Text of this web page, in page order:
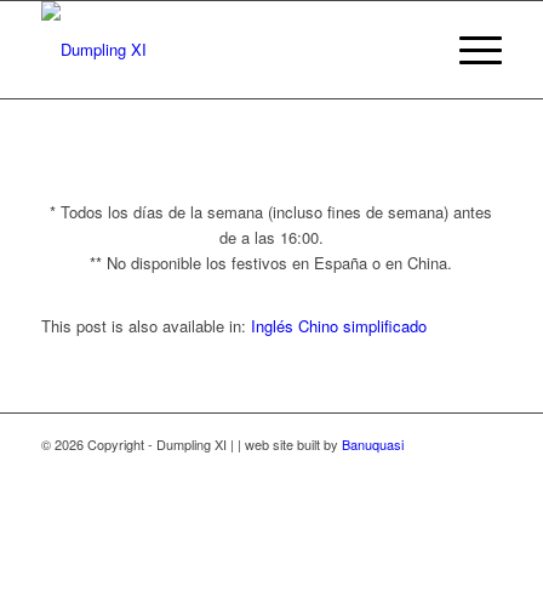
* Todos los días de la semana (incluso fines de semana) antes
de a las 16:00.
** No disponible los festivos en España o en China.
This post is also available in: Inglés Chino simplificado
© 2026 Copyright - Dumpling XI | | web site built by Banuquasi